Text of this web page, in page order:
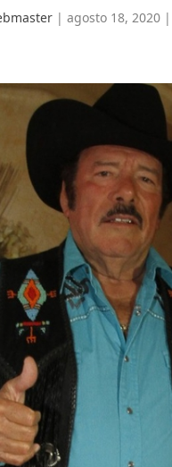
| agosto 18, 2020|